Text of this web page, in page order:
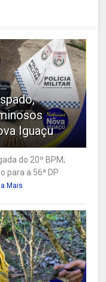
Iguaçu
do 20º BPM;
para a 56ª DP
Mais